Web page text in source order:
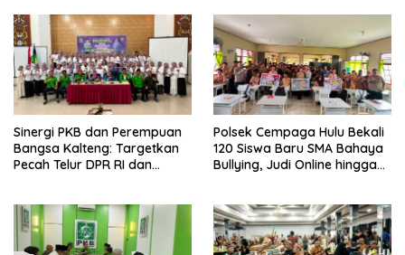
Sinergi PKB dan Perempuan
Bangsa Kalteng: Targetkan
Pecah Telur DPR RI dan
Polsek Cempaga Hulu Bekali
120 Siswa Baru SMA Bahaya
Bullying, Judi Online hingga